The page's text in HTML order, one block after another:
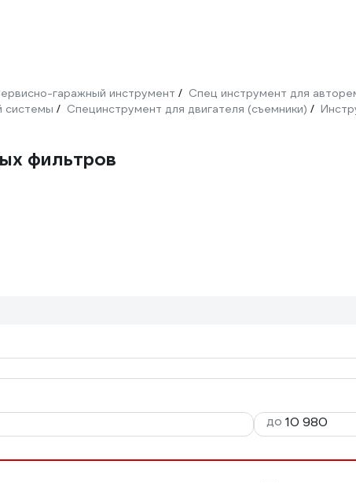
гаражный инструмент / Спец инструмент для
системы / Специнструмент для двигателя (съемники) /
фильтров
до